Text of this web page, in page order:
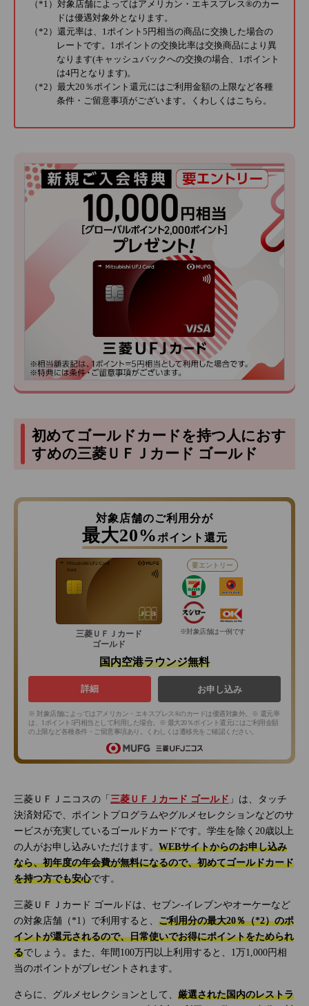
（*1）対象店舗によってはアメリカン・エキスプレス®のカー
ドは優遇対象外となります。
（*2）還元率は、1ポイント5円相当の商品に交換した場合の
レートです。1ポイントの交換比率は交換商品により異
なります(キャッシュバックへの交換の場合、1ポイント
は4円となります)。
（*2）最大20％ポイント還元にはご利用金額の上限など各種
条件・ご留意事項がございます。くわしくは こちら 。
初めてゴールドカードを持つ人におす
すめの三菱ＵＦＪカード ゴールド
対象店舗のご利用分が
最大20% ポイント還元
三菱ＵＦＪカード
ゴールド
要エントリー
※対象店舗は一例です
国内空港ラウンジ無料
詳細 お申し込み
※ 対象店舗によってはアメリカン・エキスプレス®のカードは優遇対象外。※ 還元率
は、1ポイント5円相当として利用した場合。※ 最大20％ポイント還元にはご利用金額
の上限など各種条件・ご留意事項あり。くわしくは遷移先をご確認ください。
三菱ＵＦＪニコスの「 三菱ＵＦＪカード ゴールド 」は、タッチ
決済対応で、ポイントプログラムやグルメセレクションなどのサ
ービスが充実しているゴールドカードです。学生を除く20歳以上
の人がお申し込みいただけます。 WEBサイトからのお申し込み
なら、初年度の年会費が無料になるので、初めてゴールドカード
を持つ方でも安心です。
三菱ＵＦＪカード ゴールドは、セブン‐イレブンやオーケーなど
の対象店舗（*1）で利用すると、 ご利用分の最大20％（*2）のポ
イントが還元されるので、日常使いでお得にポイントをためられ
るでしょう。また、年間100万円以上利用すると、1万1,000円相
当のポイントがプレゼントされます。
さらに、グルメセレクションとして、 厳選された国内のレストラ